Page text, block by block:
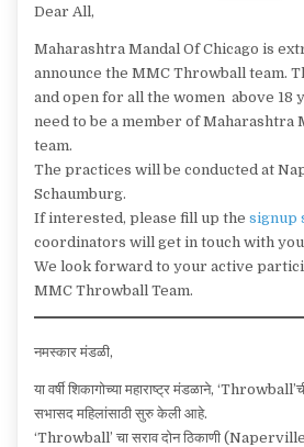
Dear All,
Maharashtra Mandal Of Chicago is
announce the MMC Throwball team.
and open for all the women above 18
need to be a member of Maharashtra
team.
The practices will be conducted at
Schaumburg.
If interested, please fill up the signup
coordinators will get in touch with
We look forward to your active
MMC Throwball Team.
नमस्कार मंडळी,
या वर्षी शिकागोच्या महाराष्ट्र मंडळाने,
सभासद महिलांसाठी सुरु केली आहे.
‘Throwball’ चा सराव दोन ठिकाणी